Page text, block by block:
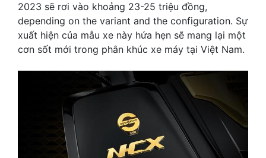
2023 sẽ rơi vào khoảng 23-25 triệu đồng,
depending on the variant and the configuration. Sự
xuất hiện của mẫu xe này hứa hẹn sẽ mang lại một
cơn sốt mới trong phân khúc xe máy tại Việt Nam.